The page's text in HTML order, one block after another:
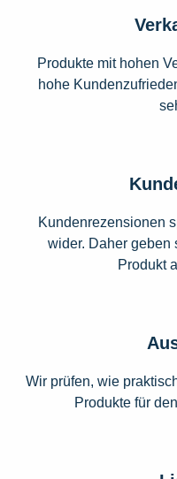
Produkte mit hohen
hohe
Kundenrezensionen
wider. Daher geben
Produkt
Wir prüfen, wie
Produkte für